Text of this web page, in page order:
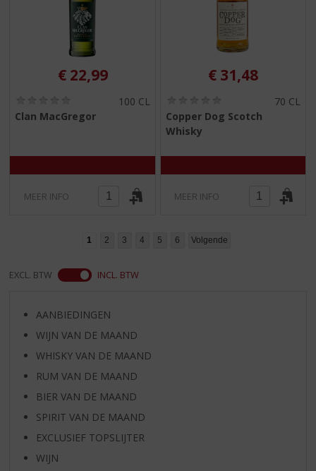
€ 22,99
,
5
100 CL
Clan MacGregor
MEER INFO
€ 31,48
,
5
70 CL
Copper Dog Scotch
Whisky
MEER INFO
1 2 3 4 5 6 Volgende
EXCL. BTW INCL. BTW
AANBIEDINGEN
WIJN VAN DE MAAND
WHISKY VAN DE MAAND
RUM VAN DE MAAND
BIER VAN DE MAAND
SPIRIT VAN DE MAAND
EXCLUSIEF TOPSLIJTER
WIJN